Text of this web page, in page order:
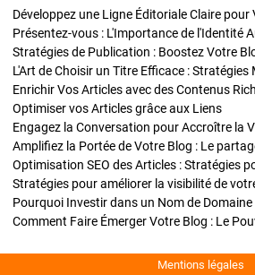
Développez une Ligne Éditoriale Claire pour
Présentez-vous : L'Importance de l'Identité
L'Art de Choisir un Titre Efficace : Stratégies
Optimiser vos Articles grâce aux Liens
Engagez la Conversation pour Accroître la
Amplifiez la Portée de Votre Blog : Le
Mentions légales